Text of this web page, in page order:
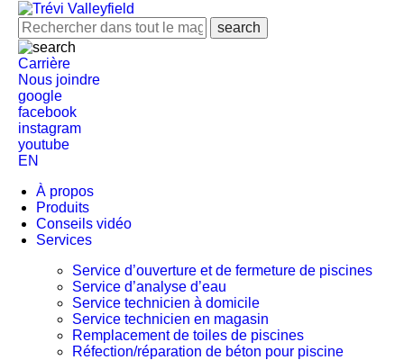
Carrière
Nous joindre
google
facebook
instagram
youtube
EN
À propos
Produits
Conseils vidéo
Services
Service d’ouverture et de fermeture de piscines
Service d’analyse d’eau
Service technicien à domicile
Service technicien en magasin
Remplacement de toiles de piscines
Réfection/réparation de béton pour piscine